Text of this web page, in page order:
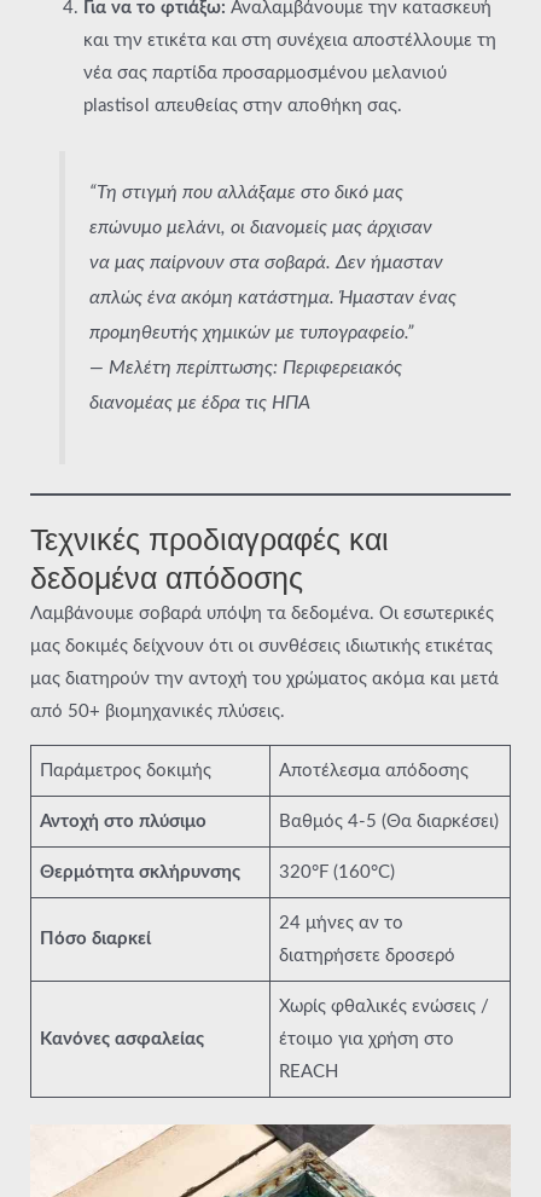
Για να το φτιάξω: Αναλαμβάνουμε την κατασκευή
και την ετικέτα και στη συνέχεια αποστέλλουμε τη
νέα σας παρτίδα προσαρμοσμένου μελανιού
plastisol απευθείας στην αποθήκη σας.
“Τη στιγμή που αλλάξαμε στο δικό μας
επώνυμο μελάνι, οι διανομείς μας άρχισαν
να μας παίρνουν στα σοβαρά. Δεν ήμασταν
απλώς ένα ακόμη κατάστημα. Ήμασταν ένας
προμηθευτής χημικών με τυπογραφείο.”
— Μελέτη περίπτωσης: Περιφερειακός
διανομέας με έδρα τις ΗΠΑ
Τεχνικές προδιαγραφές και
δεδομένα απόδοσης
Λαμβάνουμε σοβαρά υπόψη τα δεδομένα. Οι εσωτερικές
μας δοκιμές δείχνουν ότι οι συνθέσεις ιδιωτικής ετικέτας
μας διατηρούν την αντοχή του χρώματος ακόμα και μετά
από 50+ βιομηχανικές πλύσεις.
Παράμετρος δοκιμής Αποτέλεσμα απόδοσης
Αντοχή στο πλύσιμο Βαθμός 4-5 (Θα διαρκέσει)
Θερμότητα σκλήρυνσης 320°F (160°C)
Πόσο διαρκεί
24 μήνες αν το
διατηρήσετε δροσερό
Κανόνες ασφαλείας
Χωρίς φθαλικές ενώσεις /
έτοιμο για χρήση στο
REACH